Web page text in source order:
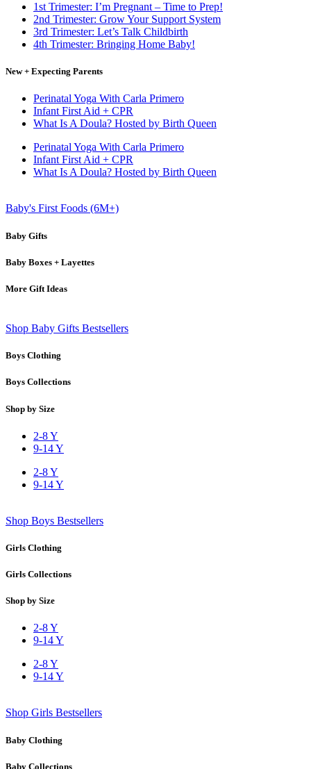
1st Trimester: I’m Pregnant – Time to Prep!
2nd Trimester: Grow Your Support System
3rd Trimester: Let’s Talk Childbirth
4th Trimester: Bringing Home Baby!
New + Expecting Parents
Perinatal Yoga With Carla Primero
Infant First Aid + CPR
What Is A Doula? Hosted by Birth Queen
Perinatal Yoga With Carla Primero
Infant First Aid + CPR
What Is A Doula? Hosted by Birth Queen
Baby's First Foods (6M+)
Baby Gifts
Baby Boxes + Layettes
More Gift Ideas
Shop Baby Gifts Bestsellers
Boys Clothing
Boys Collections
Shop by Size
2-8 Y
9-14 Y
2-8 Y
9-14 Y
Shop Boys Bestsellers
Girls Clothing
Girls Collections
Shop by Size
2-8 Y
9-14 Y
2-8 Y
9-14 Y
Shop Girls Bestsellers
Baby Clothing
Baby Collections